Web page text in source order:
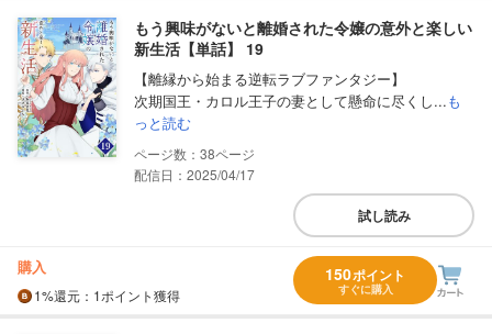
もう興味がないと離婚された令嬢の意外と楽しい
新生活【単話】 19
【離縁から始まる逆転ラブファンタジー】
次期国王・カロル王子の妻として懸命に尽くし...も
っと読む
38
配信日：2025/04/17
試し読み
購入
1%還元 ：1ポイント獲得
150ポイント
すぐに購入